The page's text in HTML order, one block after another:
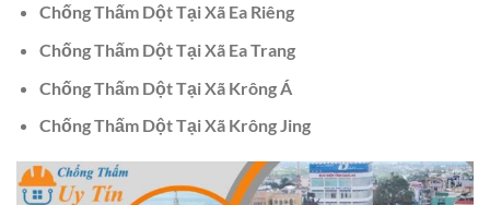
Chống Thấm Dột Tại Xã Ea Riêng
Chống Thấm Dột Tại Xã Ea Trang
Chống Thấm Dột Tại Xã Krông Á
Chống Thấm Dột Tại Xã Krông Jing